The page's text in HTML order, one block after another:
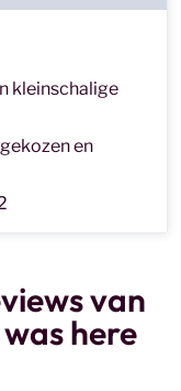
kleinschalige
en
van
here